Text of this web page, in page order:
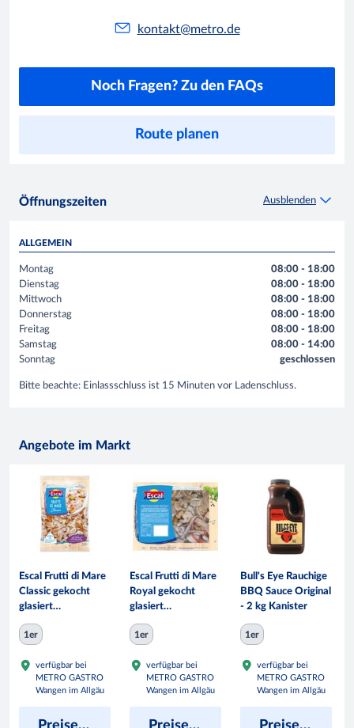
kontakt@metro.de
Noch Fragen? Zu den FAQs
Route planen
Öffnungszeiten Ausblenden
ALLGEMEIN
Montag
Dienstag
Mittwoch
Donnerstag
Freitag
Samstag
Sonntag
08:00 - 18:00
08:00 - 18:00
08:00 - 18:00
08:00 - 18:00
08:00 - 18:00
08:00 - 14:00
geschlossen
Bitte beachte: Einlassschluss ist 15 Minuten vor Ladenschluss.
Angebote im Markt
Escal Frutti di Mare
Classic gekocht
glasiert
tiefgefroren - 800
g Packung
1er
verfügbar bei
METRO GASTRO
Wangen im Allgäu
Escal Frutti di Mare
Royal gekocht
glasiert
tiefgefroren - 800
g Beutel
1er
verfügbar bei
METRO GASTRO
Wangen im Allgäu
Bull's Eye Rauchige
BBQ Sauce Original
- 2 kg Kanister
1er
verfügbar bei
METRO GASTRO
Wangen im Allgäu